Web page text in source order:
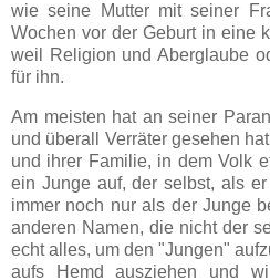
wie seine Mutter mit seiner
Wochen vor der Geburt in eine
weil Religion und Aberglaube
für ihn.
Am meisten hat an seiner
und überall Verräter gesehen
und ihrer Familie, in dem Volk
ein Junge auf, der selbst, als
immer noch nur als der Junge
anderen Namen, die nicht der
echt alles, um den "Jungen"
aufs Hemd ausziehen und